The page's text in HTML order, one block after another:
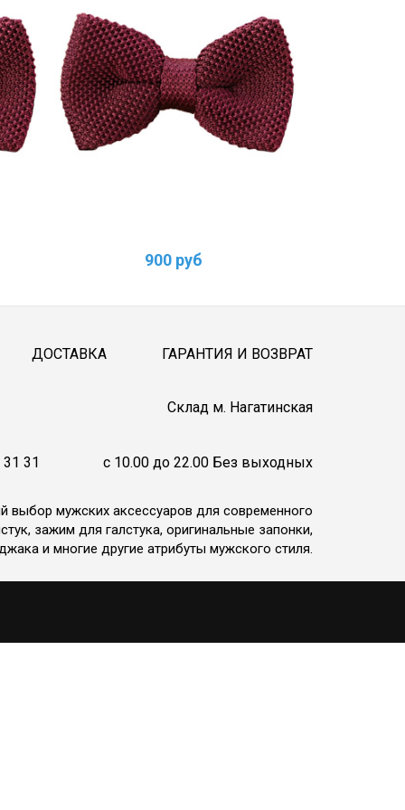
900 руб
ДОСТАВКА ГАРАНТИЯ И ВОЗВРАТ
Cклад м. Нагатинская
31 c 10.00 до 22.00 Без выходных
выбор мужских аксессуаров для современного
зажим для галстука, оригинальные запонки,
и многие другие атрибуты мужского стиля.